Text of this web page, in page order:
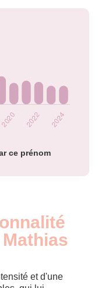
ce prénom
et d'une